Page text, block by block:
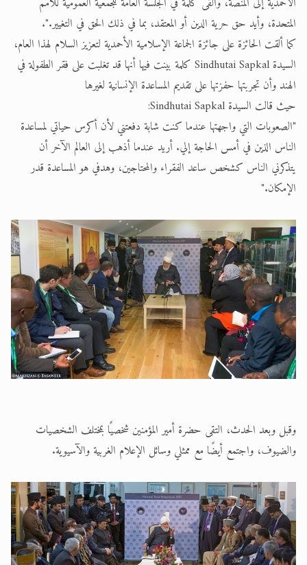
المتحدة، وأيد حق حرية الدين أو المعتقد، بما في ذلك الحق في التغيير.".
كما ألقت الحائزة على جائزة الجماعة الإسلامية الأحمدية لتعزيز السلام لهذا العام،
السيدة Sindhutai Sapkal كلمة بينت فيها أنها قد تغلبت على فقر الطفولة في
الهند وأن تجربتها حفزتها على تقديم المساعدة الإنسانية لغيرها
حيث قالت السيدة Sindhutai Sapkal:
"الصعوبات التي واجهتها عندما كنت شابة دفعتني لأن أكرس حياتي لمساعدة
الناس الذين في أمس الحاجة إلي. أريد عندما أذهب إلى العالم الآخر أن
يتذكرني الناس كشخص ساعد الفقراء والمحتاجين، وهدفي هو المساعدة قدر
الإمكان."
وقبل وبعد الحدث، التقى حضرة أمير المؤمنين شخصيًا بمختلف الشخصيات
والضيوف، واجتمع أيضًا مع ممثلي وسائل الإعلام الغربية والآسيوية.